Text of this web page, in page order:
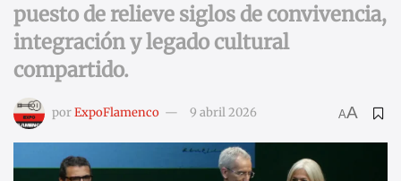
puesto de relieve siglos de convivencia,
integración y legado cultural
compartido.
porExpoFlamenco 9 abril 2026 AA